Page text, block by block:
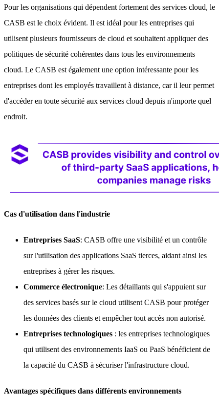
Pour les organisations qui dépendent fortement des services cloud, le
CASB est le choix évident. Il est idéal pour les entreprises qui
utilisent plusieurs fournisseurs de cloud et souhaitent appliquer des
politiques de sécurité cohérentes dans tous les environnements
cloud. Le CASB est également une option intéressante pour les
entreprises dont les employés travaillent à distance, car il leur permet
d'accéder en toute sécurité aux services cloud depuis n'importe quel
endroit.
Cas d'utilisation dans l'industrie
Entreprises SaaS: CASB offre une visibilité et un contrôle
sur l'utilisation des applications SaaS tierces, aidant ainsi les
entreprises à gérer les risques.
Commerce électronique: Les détaillants qui s'appuient sur
des services basés sur le cloud utilisent CASB pour protéger
les données des clients et empêcher tout accès non autorisé.
Entreprises technologiques : les entreprises technologiques
qui utilisent des environnements IaaS ou PaaS bénéficient de
la capacité du CASB à sécuriser l'infrastructure cloud.
Avantages spécifiques dans différents environnements